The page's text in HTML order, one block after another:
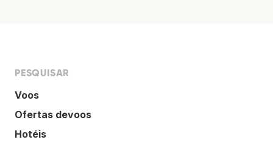
PESQUISAR
Voos
Ofertas devoos
Hotéis